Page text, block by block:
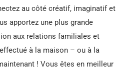
au côté créatif, imaginatif et
apportez une plus grande
aux relations familiales et
à la maison – ou à la
! Vous êtes en meilleur